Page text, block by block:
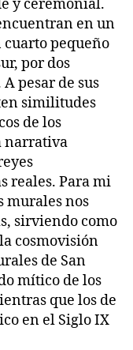
y ceremonial.
en un
pequeño
por dos
pesar de sus
similitudes
de los
narrativa
reales. Para mi
murales nos
sirviendo como
cosmovisión
de San
mítico de los
que los de
en el Siglo IX